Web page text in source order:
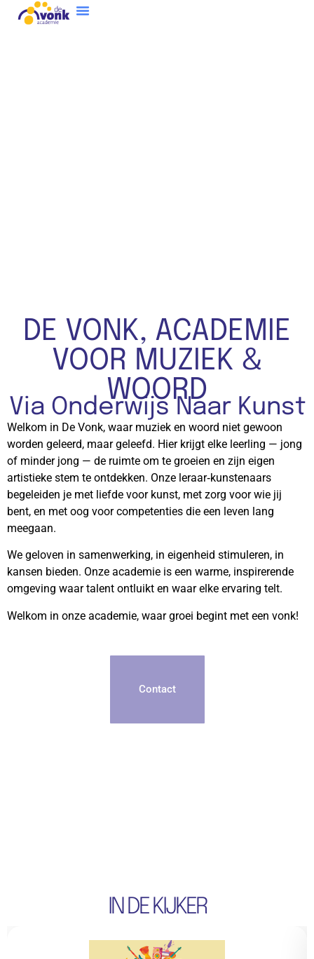
DE VONK, ACADEMIE
VOOR MUZIEK &
WOORD
Via Onderwijs Naar Kunst
Welkom in De Vonk, waar muziek en woord niet gewoon
worden geleerd, maar geleefd. Hier krijgt elke leerling — jong
of minder jong — de ruimte om te groeien en zijn eigen
artistieke stem te ontdekken. Onze leraar‑kunstenaars
begeleiden je met liefde voor kunst, met zorg voor wie jij
bent, en met oog voor competenties die een leven lang
meegaan.
We geloven in samenwerking, in eigenheid stimuleren, in
kansen bieden. Onze academie is een warme, inspirerende
omgeving waar talent ontluikt en waar elke ervaring telt.
Welkom in onze academie, waar groei begint met een vonk!
Contact
IN DE KIJKER